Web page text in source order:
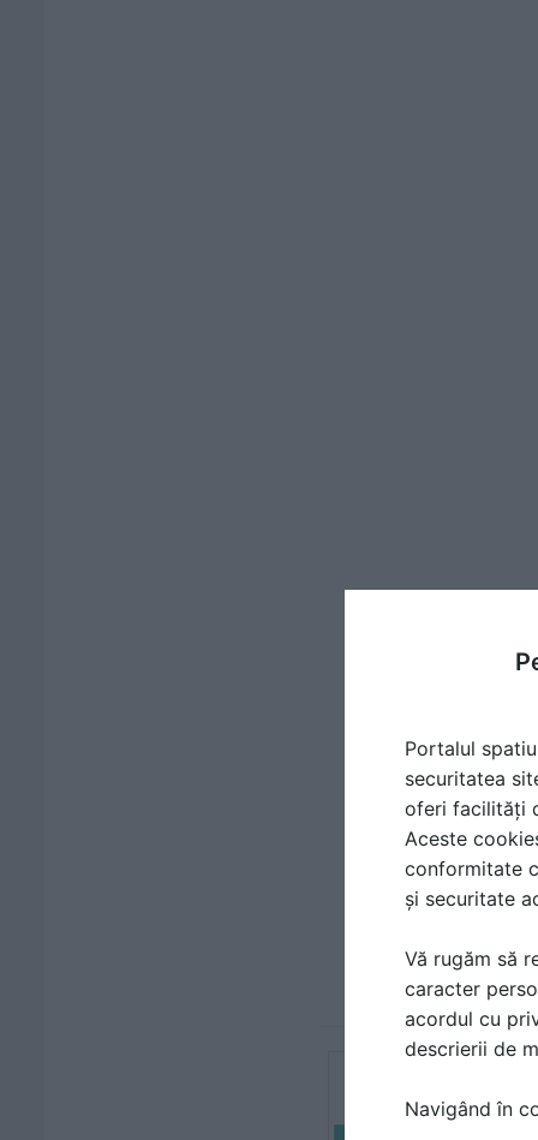
Portalul
securitatea
oferi facilități
Aceste
conformitate
și securitate
Vă rugăm să
caracter
acordul cu
descrierii de
Navigând în